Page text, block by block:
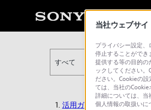
すべて
活用ガイド
当社ウェブサイ
プライバシー設定
停止することができ
提供する等の目的の
ックしてください
ださい。Cookieの
ては、当社の
詳細については、当
個人情報の取扱いに